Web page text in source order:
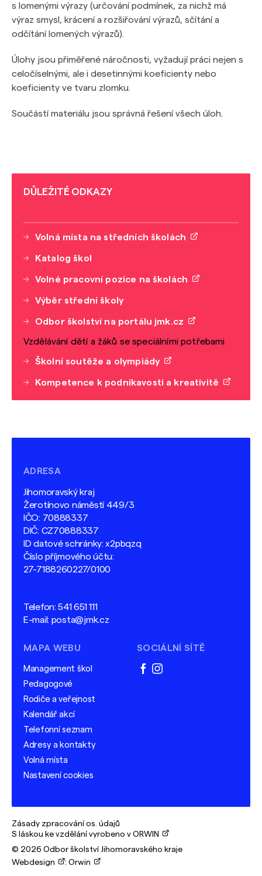
s lomenými výrazy (určování podmínek, za nichž má
výraz smysl, krácení a rozšiřování výrazů, sčítání a
odčítání lomených výrazů).
Úlohy jsou přiměřené náročnosti, vyžadují práci nejen s
celočíselnými, ale i desetinnými koeficienty nebo
koeficienty ve tvaru zlomku.
Součástí materiálu jsou správná řešení všech úloh.
DŮLEŽITÉ ODKAZY
Volná místa na středních školách
Katalog škol
Volné pracovní pozice na školách
Výběr střední školy
Odbor školství na portálu jmk.cz
Vzdělávání dětí a žáků se speciálními potřebami
Školní soutěže a olympiády
Kompetence k podnikavosti a kreativitě
ADRESA
Jihomoravský kraj
Žerotínovo náměstí 449/3
IČO: 70888337
DIČ: CZ70888337
ID datové schránky: x2pbqzq
Číslo příjmového účtu:
27-7188260227/0100
Telefon:541 651 111
E-mail: posta@jmk.cz
MAPA WEBU
Management škol
Pedagogové
Rodiče a veřejnost
Kalendář akcí
Telefonní seznam
Adresy a kontakty
Volná místa
Nastavení cookies
SOCIÁLNÍ SÍTĚ
facebook
instagram
Zásady zpracování os. údajů
S láskou ke vzdělání vyrobeno v ORWIN
© 2026 Odbor školství Jihomoravského kraje
Webdesign
: Orwin